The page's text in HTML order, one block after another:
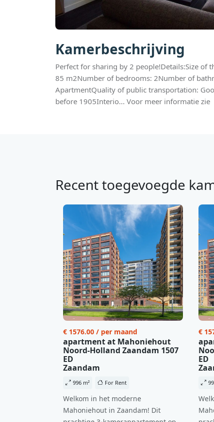
Kamerbeschrijving
Perfect for sharing by 2 people!Details:Size of
85 m2Number of bedrooms: 2Number of
ApartmentQuality of public transportation:
before 1905Interio... Voor meer informatie zie
Recent toegevoegde
€ 1576.00 / per maand
apartment at Mahoniehout
Noord-Holland Zaandam 1507
ED
Zaandam
996 m² For Rent
Welkom in het moderne
Mahoniehout in Zaandam! Dit
€
ED